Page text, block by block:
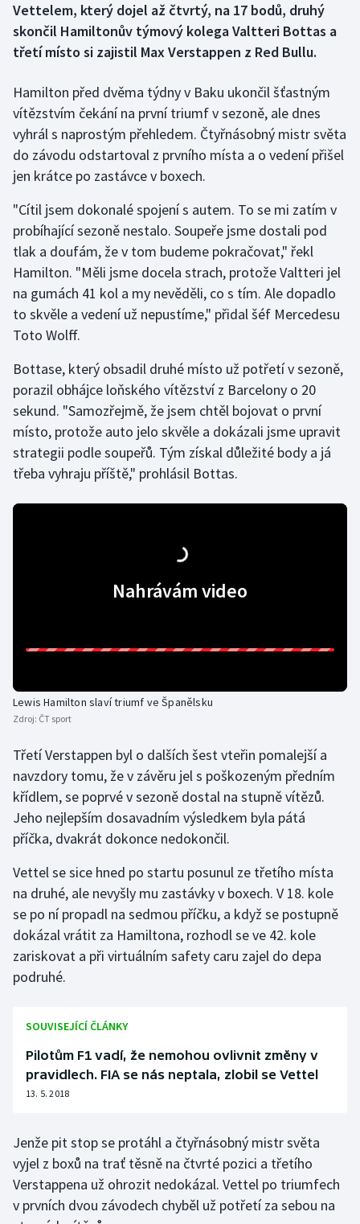
Dostihy
Futsal
Golf
Gymnastika
Házená
Jezdectví
Judo
Krasobruslení
Lezení
Lyže a snowboard
Moderní pětiboj
Rychlobruslení
Rychlostní kanoistika
Short track
Sportovní střelba
Stolní tenis
Triatlon
Veslování
Volejbal
Ostatní
Vettelem, který dojel až čtvrtý, na 17 bodů, druhý
skončil Hamiltonův týmový kolega Valtteri Bottas a
třetí místo si zajistil Max Verstappen z Red Bullu.
Hamilton před dvěma týdny v Baku ukončil šťastným
vítězstvím čekání na první triumf v sezoně, ale dnes
vyhrál s naprostým přehledem. Čtyřnásobný mistr světa
do závodu odstartoval z prvního místa a o vedení přišel
jen krátce po zastávce v boxech.
"Cítil jsem dokonalé spojení s autem. To se mi zatím v
probíhající sezoně nestalo. Soupeře jsme dostali pod
tlak a doufám, že v tom budeme pokračovat," řekl
Hamilton. "Měli jsme docela strach, protože Valtteri jel
na gumách 41 kol a my nevěděli, co s tím. Ale dopadlo
to skvěle a vedení už nepustíme," přidal šéf Mercedesu
Toto Wolff.
Bottase, který obsadil druhé místo už potřetí v sezoně,
porazil obhájce loňského vítězství z Barcelony o 20
sekund. "Samozřejmě, že jsem chtěl bojovat o první
místo, protože auto jelo skvěle a dokázali jsme upravit
strategii podle soupeřů. Tým získal důležité body a já
třeba vyhraju příště," prohlásil Bottas.
Nahrávám video
Lewis Hamilton slaví triumf ve Španělsku
Zdroj: ČT sport
Třetí Verstappen byl o dalších šest vteřin pomalejší a
navzdory tomu, že v závěru jel s poškozeným předním
křídlem, se poprvé v sezoně dostal na stupně vítězů.
Jeho nejlepším dosavadním výsledkem byla pátá
příčka, dvakrát dokonce nedokončil.
Vettel se sice hned po startu posunul ze třetího místa
na druhé, ale nevyšly mu zastávky v boxech. V 18. kole
se po ní propadl na sedmou příčku, a když se postupně
dokázal vrátit za Hamiltona, rozhodl se ve 42. kole
zariskovat a při virtuálním safety caru zajel do depa
podruhé.
SOUVISEJÍCÍ ČLÁNKY
Pilotům F1 vadí, že nemohou ovlivnit změny v
pravidlech. FIA se nás neptala, zlobil se Vettel
13. 5. 2018
Jenže pit stop se protáhl a čtyřnásobný mistr světa
vyjel z boxů na trať těsně na čtvrté pozici a třetího
Verstappena už ohrozit nedokázal. Vettel po triumfech
v prvních dvou závodech chyběl už potřetí za sebou na